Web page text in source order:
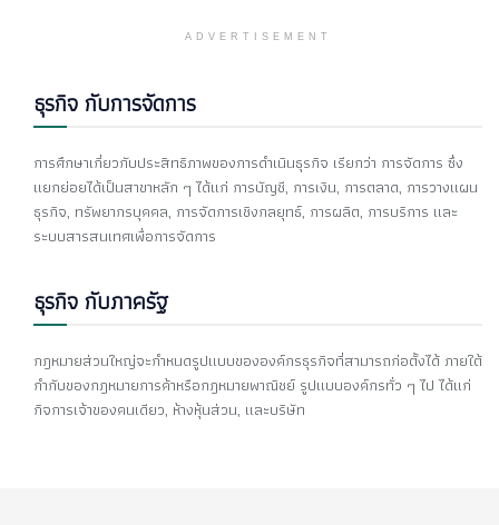
ADVERTISEMENT
ธุรกิจ กับการจัดการ
การศึกษาเกี่ยวกับประสิทธิภาพของการดำเนินธุรกิจ เรียกว่า การจัดการ ซึ่ง
แยกย่อยได้เป็นสาขาหลัก ๆ ได้แก่ การบัญชี, การเงิน, การตลาด, การวางแผน
ธุรกิจ, ทรัพยากรบุคคล, การจัดการเชิงกลยุทธ์, การผลิต, การบริการ และ
ระบบสารสนเทศเพื่อการจัดการ
ธุรกิจ กับภาครัฐ
กฎหมายส่วนใหญ่จะกำหนดรูปแบบขององค์กรธุรกิจที่สามารถก่อตั้งได้ ภายใต้
กำกับของกฎหมายการค้าหรือกฎหมายพาณิชย์ รูปแบบองค์กรทั่ว ๆ ไป ได้แก่
กิจการเจ้าของคนเดียว, ห้างหุ้นส่วน, และบริษัท